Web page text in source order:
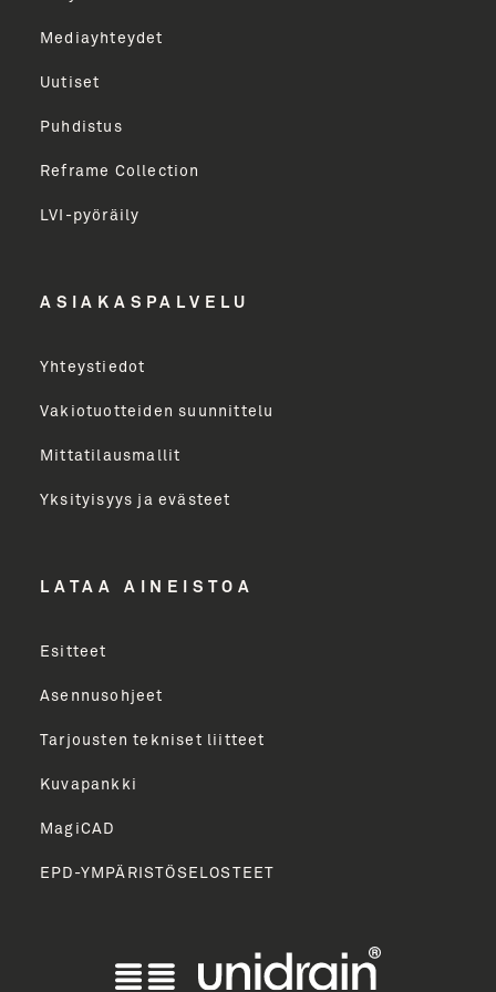
Svenska
kertaa vuodessa. Voit perua uutiskirjeen tilauksen
milloin tahansa.
Etunimi
Yritys
LÄHETÄ
Mediayhteydet
Uutiset
Puhdistus
Reframe Collection
LVI-pyöräily
ASIAKASPALVELU
Yhteystiedot
Vakiotuotteiden suunnittelu
Mittatilausmallit
Yksityisyys ja evästeet
LATAA AINEISTOA
Esitteet
Asennusohjeet
Tarjousten tekniset liitteet
Kuvapankki
MagiCAD
EPD-YMPÄRISTÖSELOSTEET